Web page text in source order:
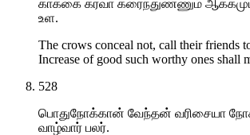
காக்கை கரவா கரைந்துண்ணும்
உள.
The crows conceal not, call their friends
Increase of good such worthy ones shall
528
பொதுநோக்கான் வேந்தன் வரிசையா
வாழ்வார் பலர்.